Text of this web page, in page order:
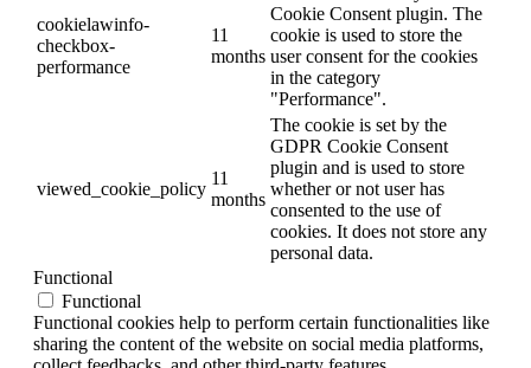
cookielawinfo-
checkbox-
performance
11
months
Cookie Consent plugin. The
cookie is used to store the
user consent for the cookies
in the category
"Performance".
viewed_cookie_policy
11
months
The cookie is set by the
GDPR Cookie Consent
plugin and is used to store
whether or not user has
consented to the use of
cookies. It does not store any
personal data.
Functional
Functional
Functional cookies help to perform certain functionalities like
sharing the content of the website on social media platforms,